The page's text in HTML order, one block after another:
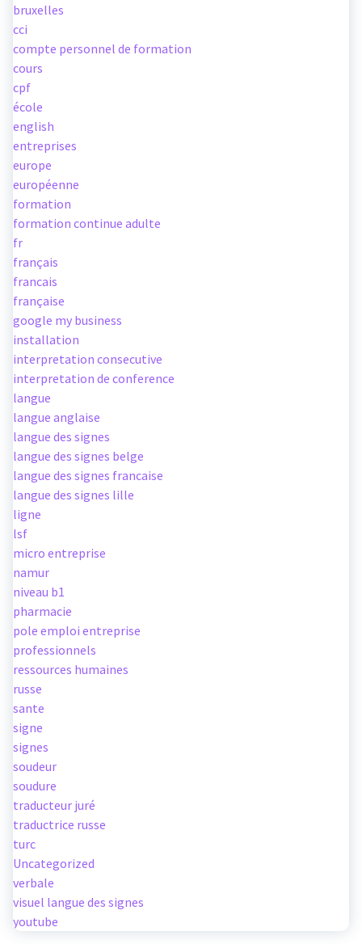
bruxelles
cci
compte personnel de formation
cours
cpf
école
english
entreprises
europe
européenne
formation
formation continue adulte
fr
français
francais
française
google my business
installation
interpretation consecutive
interpretation de conference
langue
langue anglaise
langue des signes
langue des signes belge
langue des signes francaise
langue des signes lille
ligne
lsf
micro entreprise
namur
niveau b1
pharmacie
pole emploi entreprise
professionnels
ressources humaines
russe
sante
signe
signes
soudeur
soudure
traducteur juré
traductrice russe
turc
Uncategorized
verbale
visuel langue des signes
youtube